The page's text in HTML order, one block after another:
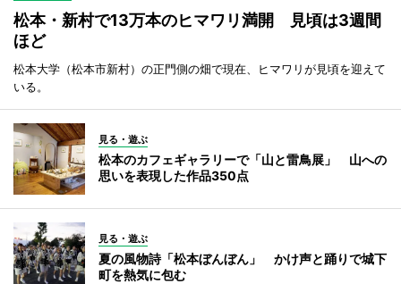
松本・新村で13万本のヒマワリ満開 見頃は3週間
ほど
松本大学（松本市新村）の正門側の畑で現在、ヒマワリが見頃を迎えて
いる。
見る・遊ぶ
松本のカフェギャラリーで「山と雷鳥展」 山への
思いを表現した作品350点
見る・遊ぶ
夏の風物詩「松本ぼんぼん」 かけ声と踊りで城下
町を熱気に包む